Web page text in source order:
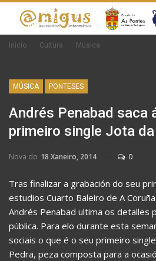
Inicio Cultura Música
MÚSICA PONTESES
Andrés Penabad saca
primeiro single Jota
Nova do 18 Xaneiro, 2014 0
Tras finalizar a grabación do seu
estudios Cuarto Baleiro de A
Andrés Penabad ultima os detalles
pública. Para elo durante esta
sociais o que é o seu primeiro
Pedra, peza composta para a